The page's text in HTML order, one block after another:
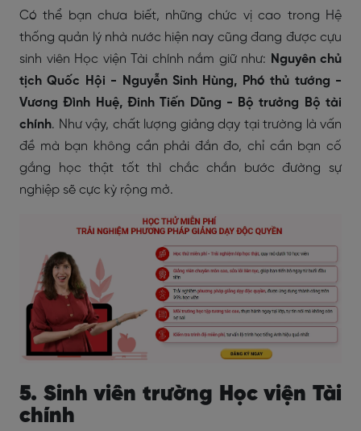
Có thể bạn chưa biết, những chức vị cao trong Hệ
thống quản lý nhà nước hiện nay cũng đang được cựu
sinh viên Học viện Tài chính nắm giữ như: Nguyên chủ
tịch Quốc Hội - Nguyễn Sinh Hùng, Phó thủ tướng -
Vương Đình Huệ, Đinh Tiến Dũng - Bộ trưởng Bộ tài
chính. Như vậy, chất lượng giảng dạy tại trường là vấn
đề mà bạn không cần phải đắn đo, chỉ cần bạn cố
gắng học thật tốt thì chắc chắn bước đường sự
nghiệp sẽ cực kỳ rộng mở.
5. Sinh viên trường Học viện Tài
chính